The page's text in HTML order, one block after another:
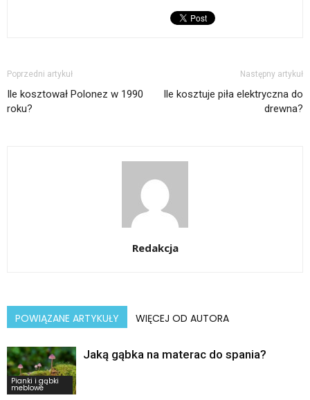
Poprzedni artykuł
Ile kosztował Polonez w 1990
roku?
Następny artykuł
Ile kosztuje piła elektryczna do
drewna?
Redakcja
POWIĄZANE ARTYKUŁY WIĘCEJ OD AUTORA
Pianki i gąbki
meblowe
Jaką gąbka na materac do spania?